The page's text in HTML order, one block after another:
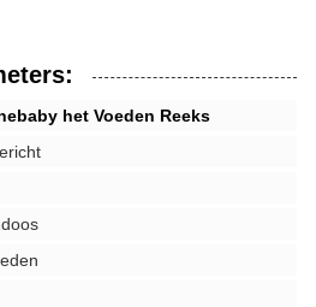
het Voeden Reeks